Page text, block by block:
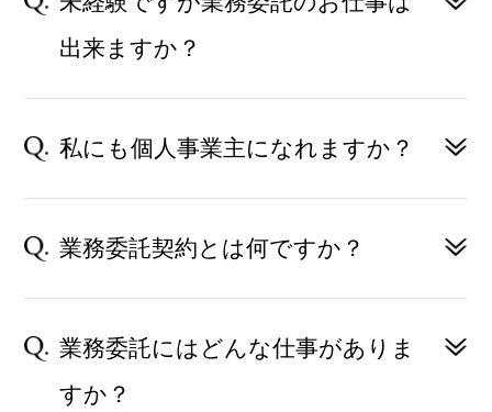
出来ますか？
私にも個人事業主になれますか？
業務委託契約とは何ですか？
業務委託にはどんな仕事がありま
すか？